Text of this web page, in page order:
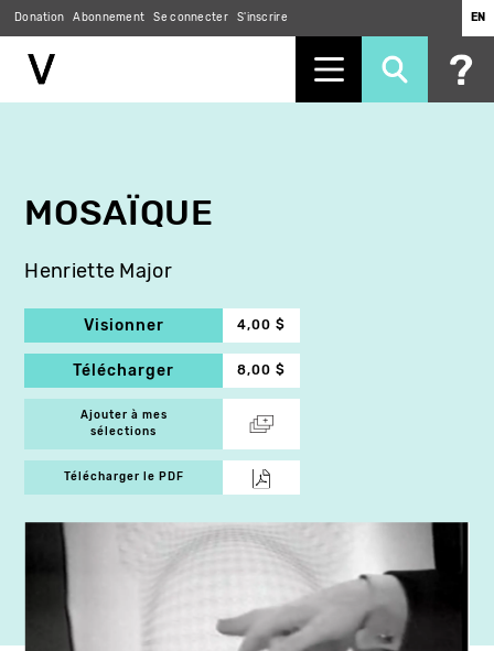
Donation Abonnement Se connecter S'inscrire EN
MOSAÏQUE
Henriette Major
Visionner 4,00 $
Télécharger 8,00 $
Ajouter à mes
sélections
Télécharger le PDF